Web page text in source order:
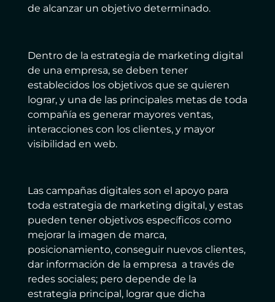
de alcanzar un objetivo determinado.
Dentro de la estrategia de marketing digital
de una empresa, se deben tener
establecidos los objetivos que se quieren
lograr, y una de las principales metas de toda
compañía es generar mayores ventas,
interacciones con los clientes, y mayor
visibilidad en web.
Las campañas digitales son el apoyo para
toda estrategia de marketing digital, y estas
pueden tener objetivos específicos como
mejorar la imagen de marca,
posicionamiento, conseguir nuevos clientes,
dar información de la empresa a través de
redes sociales; pero depende de la
estrategia principal, lograr que dicha